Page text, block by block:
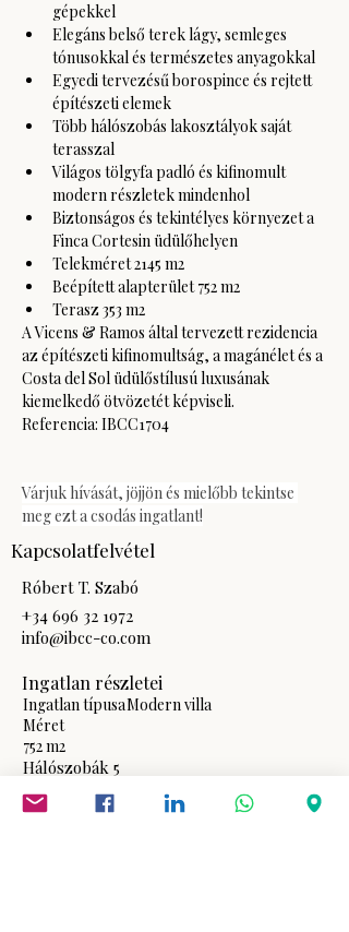
gépekkel
Elegáns belső terek lágy, semleges
tónusokkal és természetes anyagokkal
Egyedi tervezésű borospince és rejtett
építészeti elemek
Több hálószobás lakosztályok saját
terasszal
Világos tölgyfa padló és kifinomult
modern részletek mindenhol
Biztonságos és tekintélyes környezet a
Finca Cortesin üdülőhelyen
Telekméret 2145 m2
Beépített alapterület 752 m2
Terasz 353 m2
A Vicens & Ramos által tervezett rezidencia
az építészeti kifinomultság, a magánélet és a
Costa del Sol üdülőstílusú luxusának
kiemelkedő ötvözetét képviseli.
Referencia: IBCC1704
Várjuk hívását, jöjjön és mielőbb tekintse
meg ezt a csodás ingatlant!
Kapcsolatfelvétel
Róbert T. Szabó
+34 696 32 1972
info@ibcc-co.com
Ingatlan részletei
Ingatlan típusaModern villa
Méret
752 m2
Hálószobák 5
Fürdőszobák